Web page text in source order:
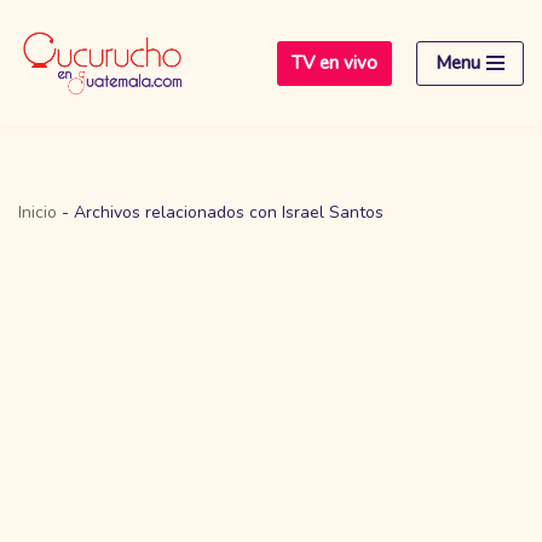
Saltar
TV en vivo Menu
Inicio - Archivos relacionados con Israel Santos